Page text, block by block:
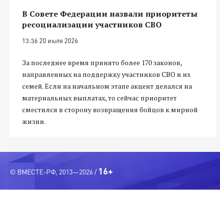
В Совете Федерации назвали приоритеты
ресоциализации участников СВО
13:36 20 июля 2026
За последнее время принято более 170 законов,
направленных на поддержку участников СВО и их
семей. Если на начальном этапе акцент делался на
материальных выплатах, то сейчас приоритет
сместился в сторону возвращения бойцов к мирной
жизни.
© ВМЕСТЕ-РФ, 2013—2026 / 16+